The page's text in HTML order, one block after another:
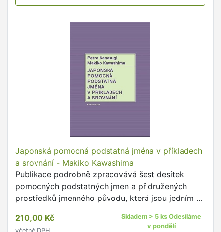
Japonská pomocná podstatná jména v příkladech
a srovnání - Makiko Kawashima
Publikace podrobně zpracovává šest desítek
pomocných podstatných jmen a přidružených
prostředků jmenného původu, která jsou jedním ze
210,00 Kč
včetně DPH
Skladem > 5 ks Odesíláme
v pondělí